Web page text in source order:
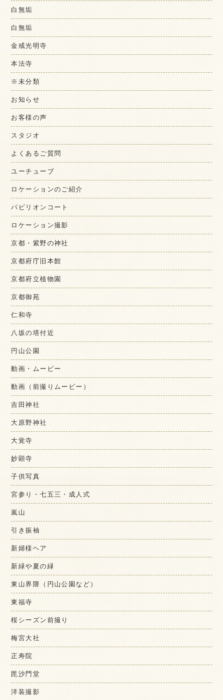
白無垢
白無垢
金戒光明寺
本法寺
※未分類
お知らせ
お客様の声
スタジオ
よくあるご質問
ユーチューブ
ロケーションのご紹介
パビリオンコート
ロケーション撮影
京都・紫野の神社
京都府庁旧本館
京都府立植物園
京都御苑
仁和寺
八坂の塔付近
円山公園
動画・ムービー
動画（前撮りムービー）
吉田神社
大原野神社
大覚寺
妙顕寺
子供写真
宮参り・七五三・成人式
嵐山
引き振袖
新婦様ヘア
新緑や夏の緑
東山界隈（円山公園など）
東福寺
桜シーズン前撮り
梅宮大社
正寿院
毘沙門堂
洋装撮影